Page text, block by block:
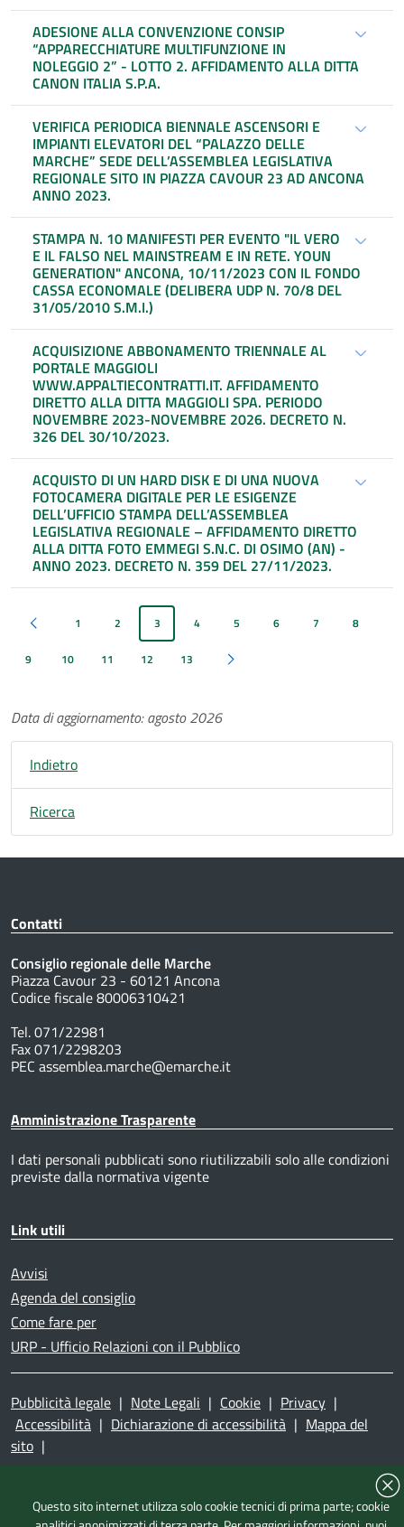
ADESIONE ALLA CONVENZIONE CONSIP
“APPARECCHIATURE MULTIFUNZIONE IN
NOLEGGIO 2” - LOTTO 2. AFFIDAMENTO ALLA DITTA
CANON ITALIA S.P.A.
VERIFICA PERIODICA BIENNALE ASCENSORI E
IMPIANTI ELEVATORI DEL “PALAZZO DELLE
MARCHE” SEDE DELL’ASSEMBLEA LEGISLATIVA
REGIONALE SITO IN PIAZZA CAVOUR 23 AD ANCONA
ANNO 2023.
STAMPA N. 10 MANIFESTI PER EVENTO "IL VERO
E IL FALSO NEL MAINSTREAM E IN RETE. YOUN
GENERATION" ANCONA, 10/11/2023 CON IL FONDO
CASSA ECONOMALE (DELIBERA UDP N. 70/8 DEL
31/05/2010 S.M.I.)
ACQUISIZIONE ABBONAMENTO TRIENNALE AL
PORTALE MAGGIOLI
WWW.APPALTIECONTRATTI.IT. AFFIDAMENTO
DIRETTO ALLA DITTA MAGGIOLI SPA. PERIODO
NOVEMBRE 2023-NOVEMBRE 2026. DECRETO N.
326 DEL 30/10/2023.
ACQUISTO DI UN HARD DISK E DI UNA NUOVA
FOTOCAMERA DIGITALE PER LE ESIGENZE
DELL’UFFICIO STAMPA DELL’ASSEMBLEA
LEGISLATIVA REGIONALE – AFFIDAMENTO DIRETTO
ALLA DITTA FOTO EMMEGI S.N.C. DI OSIMO (AN) -
ANNO 2023. DECRETO N. 359 DEL 27/11/2023.
Pagina precedente
1 2 3 4 5 6 7 8
9 10 11 12 13 Pagina successiva
Data di aggiornamento: agosto 2026
Indietro
Ricerca
Contatti
Consiglio regionale delle Marche
Piazza Cavour 23 - 60121 Ancona
Codice fiscale 80006310421
Tel. 071/22981
Fax 071/2298203
PEC assemblea.marche@emarche.it
Amministrazione Trasparente
I dati personali pubblicati sono riutilizzabili solo alle condizioni
previste dalla normativa vigente
Link utili
Avvisi
Agenda del consiglio
Come fare per
URP - Ufficio Relazioni con il Pubblico
Pubblicità legale | Note Legali | Cookie | Privacy |
Accessibilità | Dichiarazione di accessibilità | Mappa del
sito |
Questo sito internet utilizza solo cookie tecnici di prima parte; cookie